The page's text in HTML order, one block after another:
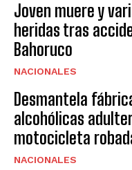
Joven muere y
heridas tras
Bahoruco
NACIONALES
Desmantela
alcohólicas
motocicleta
NACIONALES